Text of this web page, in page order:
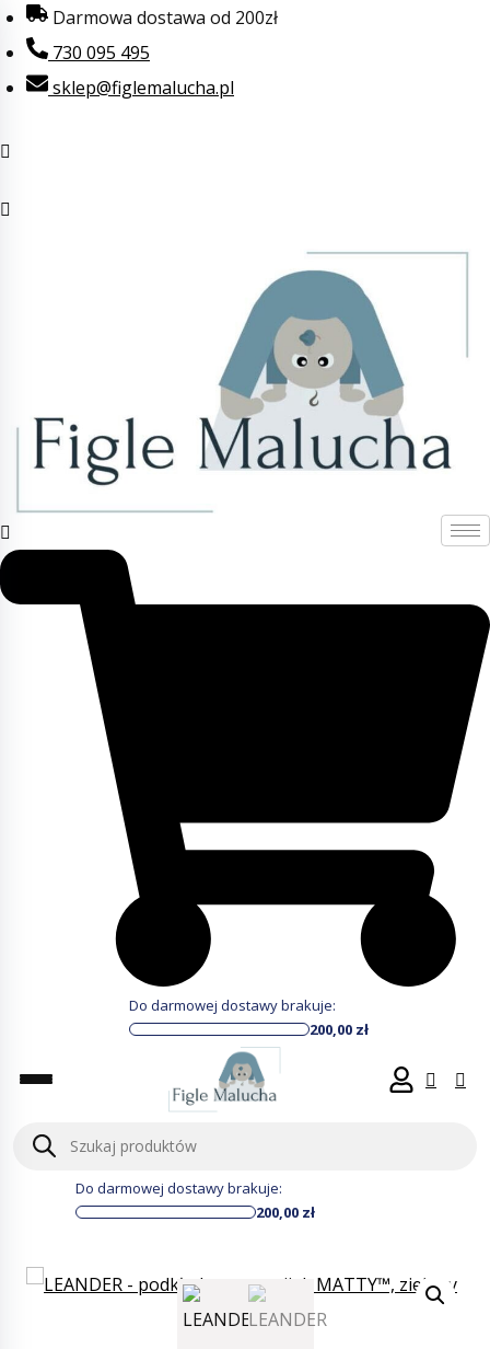
Przejdź
do
treści
Darmowa dostawa od 200zł
730 095 495
sklep@figlemalucha.pl
Do darmowej dostawy brakuje:
200,00 zł
Wyszukiwarka
produktów
Do darmowej dostawy brakuje:
200,00 zł